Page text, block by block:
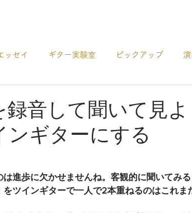
ッセイ ギター実験室 ピックアップ
録音して聞いて見
ンギターにする
進歩に欠かせませんね。客観的に聞いてみ
ツインギターで一人で2本重ねるのはこれま